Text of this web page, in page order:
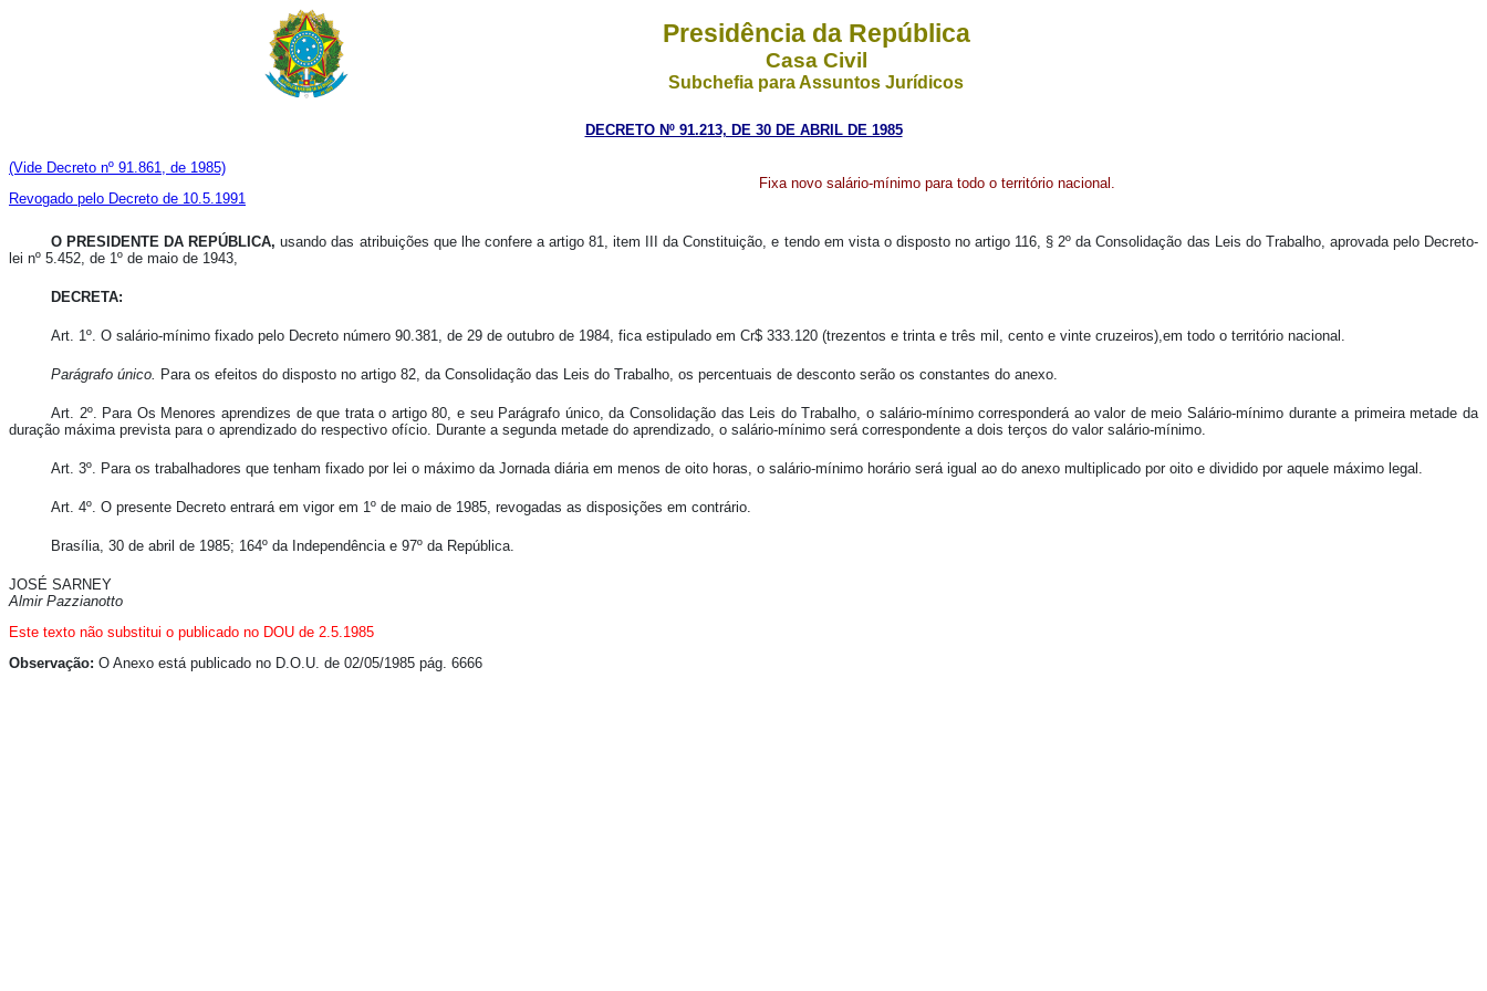
Presidência da República
Casa Civil
Subchefia para Assuntos Jurídicos
DECRETO Nº 91.213, DE 30 DE ABRIL DE 1985
(Vide Decreto nº 91.861, de 1985)
Revogado pelo Decreto de 10.5.1991
Fixa novo salário-mínimo para todo o território nacional.
O PRESIDENTE DA REPÚBLICA,usando das atribuições que lhe confere a artigo 81, item III da Constituição, e tendo em vista o disposto no artigo 116, § 2º da Consolidação das Leis do Trabalho, aprovada pelo Decreto-
lei nº 5.452, de 1º de maio de 1943,
DECRETA:
Art. 1º. O salário-mínimo fixado pelo Decreto número 90.381, de 29 de outubro de 1984, fica estipulado em Cr$ 333.120 (trezentos e trinta e três mil, cento e vinte cruzeiros),em todo o território nacional.
Parágrafo único. Para os efeitos do disposto no artigo 82, da Consolidação das Leis do Trabalho, os percentuais de desconto serão os constantes do anexo.
Art. 2º. Para Os Menores aprendizes de que trata o artigo 80, e seu Parágrafo único, da Consolidação das Leis do Trabalho, o salário-mínimo corresponderá ao valor de meio Salário-mínimo durante a primeira metade da
duração máxima prevista para o aprendizado do respectivo ofício. Durante a segunda metade do aprendizado, o salário-mínimo será correspondente a dois terços do valor salário-mínimo.
Art. 3º. Para os trabalhadores que tenham fixado por lei o máximo da Jornada diária em menos de oito horas, o salário-mínimo horário será igual ao do anexo multiplicado por oito e dividido por aquele máximo legal.
Art. 4º. O presente Decreto entrará em vigor em 1º de maio de 1985, revogadas as disposições em contrário.
Brasília, 30 de abril de 1985; 164º da Independência e 97º da República.
JOSÉ SARNEY
Almir Pazzianotto
Este texto não substitui o publicado no DOU de 2.5.1985
Observação: O Anexo está publicado no D.O.U. de 02/05/1985 pág. 6666